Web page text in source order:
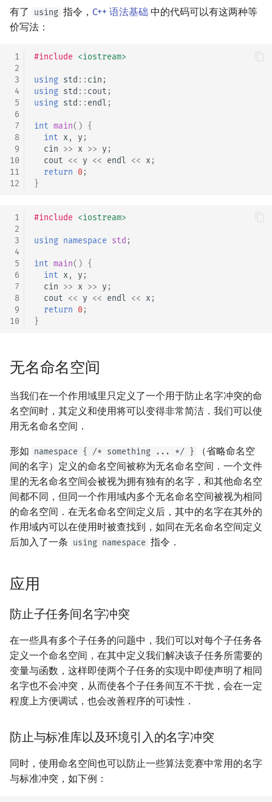
有了 using 指令， C++ 语法基础 中的代码可以有这两种等
价写法：
1
2
3
4
5
6
7
8
9
10
11
12
#include <iostream>
using std :: cin ;
using std :: cout ;
using std :: endl ;
int main() {
int x, y;
cin >> x >> y;
cout << y << endl << x;
return 0;
}
1
2
3
4
5
6
7
8
9
10
#include <iostream>
using namespace std ;
int main() {
int x, y;
cin >> x >> y;
cout << y << endl << x;
return 0;
}
无名命名空间
当我们在一个作用域里只定义了一个用于防止名字冲突的命
名空间时，其定义和使用将可以变得非常简洁．我们可以使
用无名命名空间．
形如 namespace { /* something ... */ }
（省略命名空
间的名字）定义的命名空间被称为无名命名空间．一个文件
里的无名命名空间会被视为拥有独有的名字，和其他命名空
间都不同，但同一个作用域内多个无名命名空间被视为相同
的命名空间．在无名命名空间定义后，其中的名字在其外的
作用域内可以在使用时被查找到，如同在无名命名空间定义
后加入了一条 using namespace 指令．
应用
防止子任务间名字冲突
在一些具有多个子任务的问题中，我们可以对每个子任务各
定义一个命名空间，在其中定义我们解决该子任务所需要的
变量与函数，这样即使两个子任务的实现中即使声明了相同
名字也不会冲突，从而使各个子任务间互不干扰，会在一定
程度上方便调试，也会改善程序的可读性．
防止与标准库以及环境引入的名字冲突
同时，使用命名空间也可以防止一些算法竞赛中常用的名字
与标准冲突，如下例：